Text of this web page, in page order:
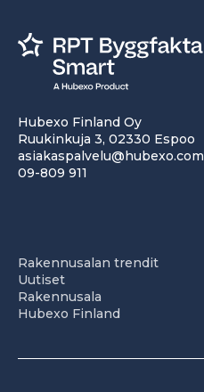
Hubexo Finland Oy
Ruukinkuja 3, 02330 Espoo
asiakaspalvelu@hubexo.com
09-809 911
Rakennusalan trendit
Uutiset
Rakennusala
Hubexo Finland